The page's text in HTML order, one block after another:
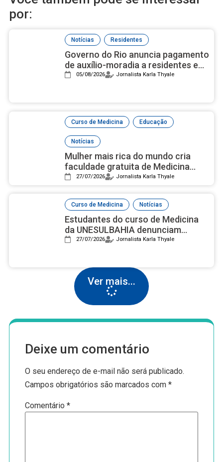
por:
Notícias , Residentes
Governo do Rio anuncia pagamento
de auxílio-moradia a residentes em
setembro
05/08/2026 Jornalista Karla Thyale
Curso de Medicina , Educação
Notícias
Mulher mais rica do mundo cria
faculdade gratuita de Medicina
com campus luxuoso nos EUA
27/07/2026 Jornalista Karla Thyale
Curso de Medicina , Notícias
Estudantes do curso de Medicina
da UNESULBAHIA denunciam
assédio institucional e reprovações
27/07/2026 Jornalista Karla Thyale
Ver mais...
Deixe um comentário
O seu endereço de e-mail não será publicado.
Campos obrigatórios são marcados com*
Comentário*